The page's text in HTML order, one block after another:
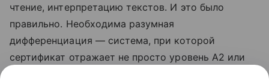
чтение, интерпретацию текстов. И это было
правильно. Необходима разумная
дифференциация — система, при которой
сертификат отражает не просто уровень А2 или